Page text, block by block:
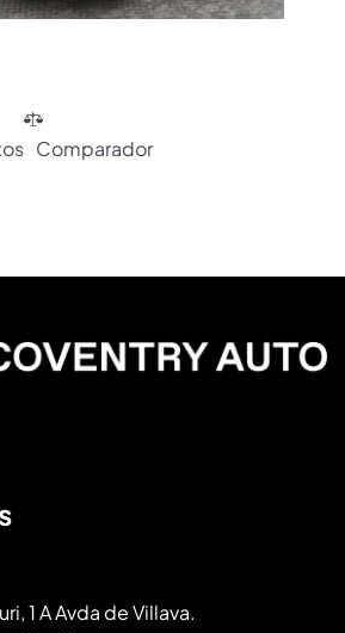
Comparador
1 A Avda de Villava.